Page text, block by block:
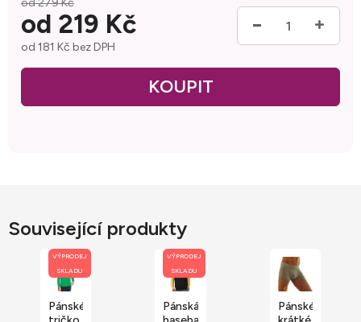
od 219 Kč
od 181 Kč bez DPH
Související produkty
VÝPRODEJ
SKLADU
Pánské
VÝPRODEJ
SKLADU
Pánská
Pánské